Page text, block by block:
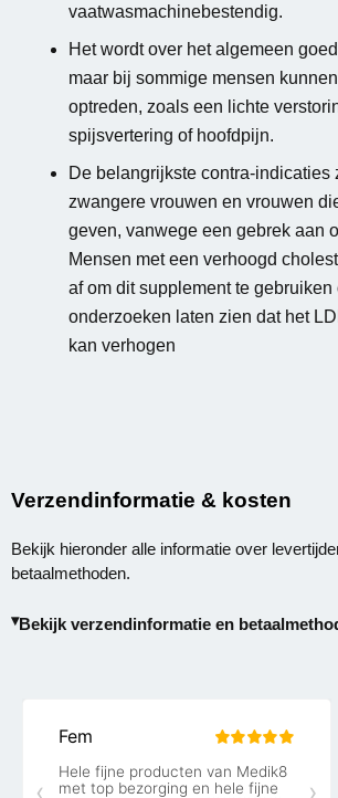
vaatwasmachinebestendig.
Het wordt over het algemeen
maar bij sommige mensen
optreden, zoals een lichte
spijsvertering of hoofdpijn.
De belangrijkste contra-indicaties
zwangere vrouwen en vrouwen
geven, vanwege een gebrek aan
Mensen met een verhoogd
af om dit supplement te
onderzoeken laten zien dat het
kan verhogen
Verzendinformatie & kosten
Bekijk hieronder alle informatie over
betaalmethoden.
Bekijk verzendinformatie en